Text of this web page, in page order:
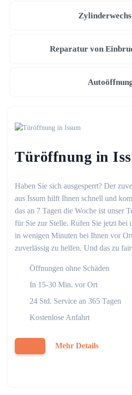
Reparatur von
Türöffnung in
Haben Sie sich ausgesperrt? Der
aus Issum hilft Ihnen schnell und
das an 7 Tagen die Woche ist unser
für Sie zur Stelle. Rufen Sie jetzt bei
in wenigen Minuten bei Ihnen vor
zuverlässig zu helfen. Und das zu
Öffnungen ohne Schäden
In 15-30 Min. vor Ort
24 Std. Service an 365 Tagen
Kostenlose Anfahrt
Mehr Details